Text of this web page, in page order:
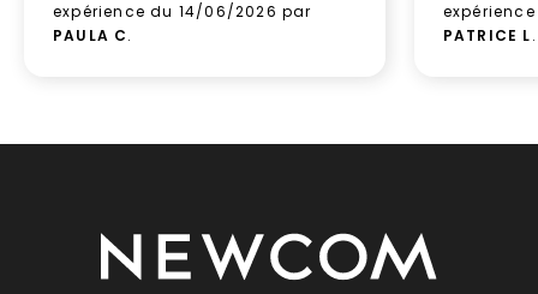
expérience du 14/06/2026 par
PAULA C.
PATRICE L.